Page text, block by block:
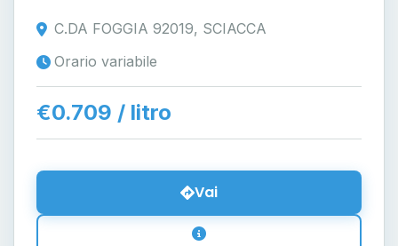
C.DA FOGGIA 92019, SCIACCA
Orario variabile
€0.709 / litro
Vai